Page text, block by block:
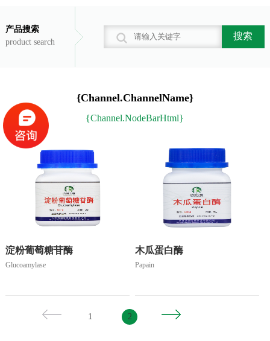
产品搜索
product search
搜索
{Channel.ChannelName}
{Channel.NodeBarHtml}
淀粉葡萄糖苷酶
Glucoamylase
木瓜蛋白酶
Papain
1 2